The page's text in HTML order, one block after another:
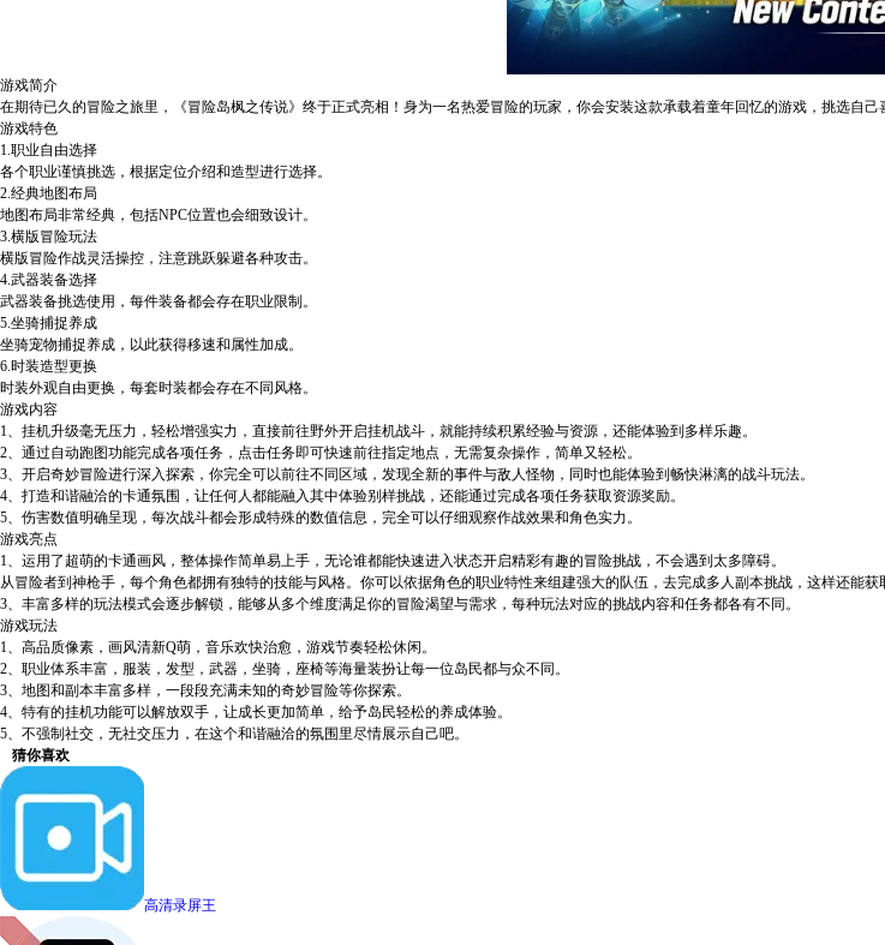
游戏简介
在期待已久的冒险之旅里，《冒险岛枫之传说》终于正式亮相！身为一名热爱冒险的玩家，你会安装这款承载着童年回忆的游戏，挑选自
游戏特色
1.职业自由选择
各个职业谨慎挑选，根据定位介绍和造型进行选择。
2.经典地图布局
地图布局非常经典，包括NPC位置也会细致设计。
3.横版冒险玩法
横版冒险作战灵活操控，注意跳跃躲避各种攻击。
4.武器装备选择
武器装备挑选使用，每件装备都会存在职业限制。
5.坐骑捕捉养成
坐骑宠物捕捉养成，以此获得移速和属性加成。
6.时装造型更换
时装外观自由更换，每套时装都会存在不同风格。
游戏内容
1、挂机升级毫无压力，轻松增强实力，直接前往野外开启挂机战斗，就能持续积累经验与资源，还能体验到多样乐趣。
2、通过自动跑图功能完成各项任务，点击任务即可快速前往指定地点，无需复杂操作，简单又轻松。
3、开启奇妙冒险进行深入探索，你完全可以前往不同区域，发现全新的事件与敌人怪物，同时也能体验到畅快淋漓的战斗玩法。
4、打造和谐融洽的卡通氛围，让任何人都能融入其中体验别样挑战，还能通过完成各项任务获取资源奖励。
5、伤害数值明确呈现，每次战斗都会形成特殊的数值信息，完全可以仔细观察作战效果和角色实力。
游戏亮点
1、运用了超萌的卡通画风，整体操作简单易上手，无论谁都能快速进入状态开启精彩有趣的冒险挑战，不会遇到太多障碍。
从冒险者到神枪手，每个角色都拥有独特的技能与风格。你可以依据角色的职业特性来组建强大的队伍，去完成多人副本挑战，这样还能获
3、丰富多样的玩法模式会逐步解锁，能够从多个维度满足你的冒险渴望与需求，每种玩法对应的挑战内容和任务都各有不同。
游戏玩法
1、高品质像素，画风清新Q萌，音乐欢快治愈，游戏节奏轻松休闲。
2、职业体系丰富，服装，发型，武器，坐骑，座椅等海量装扮让每一位岛民都与众不同。
3、地图和副本丰富多样，一段段充满未知的奇妙冒险等你探索。
4、特有的挂机功能可以解放双手，让成长更加简单，给予岛民轻松的养成体验。
5、不强制社交，无社交压力，在这个和谐融洽的氛围里尽情展示自己吧。
猜你喜欢
高清录屏王